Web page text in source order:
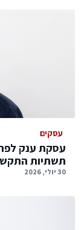
עסקים
עסקת ענק
תשתיות
30 יולי, 2026